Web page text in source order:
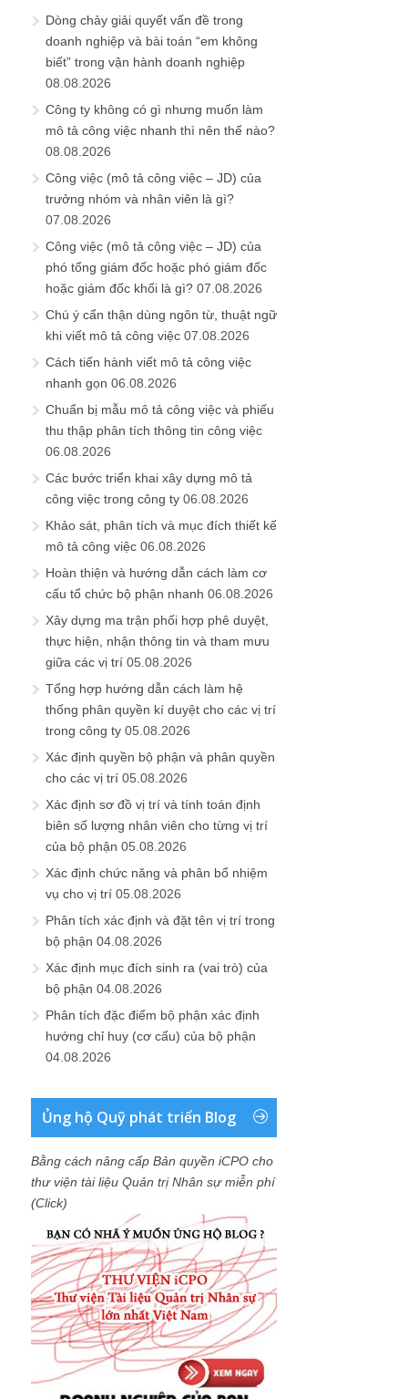
Dòng chảy giải quyết vấn đề trong
doanh nghiệp và bài toán “em không
biết” trong vận hành doanh nghiệp
08.08.2026
Công ty không có gì nhưng muốn làm
mô tả công việc nhanh thì nên thế nào?
08.08.2026
Công việc (mô tả công việc – JD) của
trưởng nhóm và nhân viên là gì?
07.08.2026
Công việc (mô tả công việc – JD) của
phó tổng giám đốc hoặc phó giám đốc
hoặc giám đốc khối là gì? 07.08.2026
Chú ý cẩn thận dùng ngôn từ, thuật ngữ
khi viết mô tả công việc 07.08.2026
Cách tiến hành viết mô tả công việc
nhanh gọn 06.08.2026
Chuẩn bị mẫu mô tả công việc và phiếu
thu thập phân tích thông tin công việc
06.08.2026
Các bước triển khai xây dựng mô tả
công việc trong công ty 06.08.2026
Khảo sát, phân tích và mục đích thiết kế
mô tả công việc 06.08.2026
Hoàn thiện và hướng dẫn cách làm cơ
cấu tổ chức bộ phận nhanh 06.08.2026
Xây dựng ma trận phối hợp phê duyệt,
thực hiện, nhận thông tin và tham mưu
giữa các vị trí 05.08.2026
Tổng hợp hướng dẫn cách làm hệ
thống phân quyền kí duyệt cho các vị trí
trong công ty 05.08.2026
Xác định quyền bộ phận và phân quyền
cho các vị trí 05.08.2026
Xác định sơ đồ vị trí và tính toán định
biên số lượng nhân viên cho từng vị trí
của bộ phận 05.08.2026
Xác định chức năng và phân bổ nhiệm
vụ cho vị trí 05.08.2026
Phân tích xác định và đặt tên vị trí trong
bộ phận 04.08.2026
Xác định mục đích sinh ra (vai trò) của
bộ phận 04.08.2026
Phân tích đặc điểm bộ phận xác định
hướng chỉ huy (cơ cấu) của bộ phận
04.08.2026
Ủng hộ Quỹ phát triển Blog
Bằng cách nâng cấp Bản quyền iCPO cho
thư viện tài liệu Quản trị Nhân sự miễn phí
(Click)